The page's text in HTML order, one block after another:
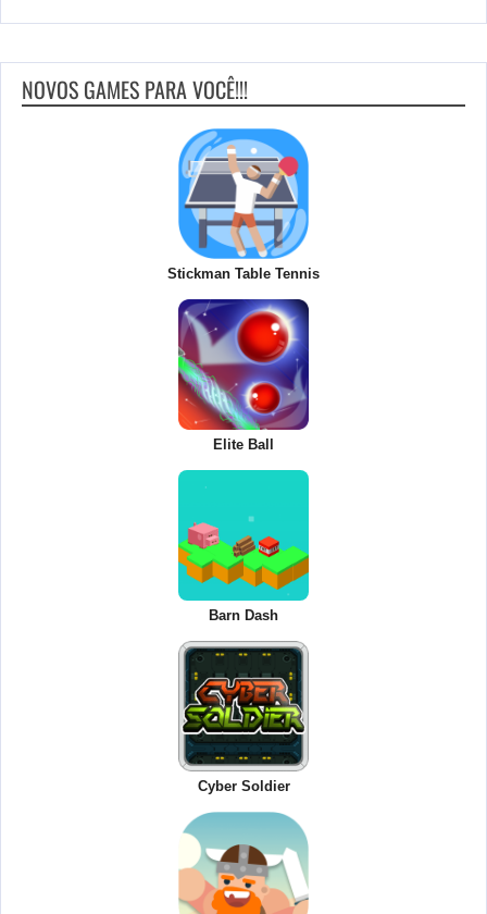
NOVOS GAMES PARA VOCÊ!!!
Stickman Table Tennis
Elite Ball
Barn Dash
Cyber Soldier